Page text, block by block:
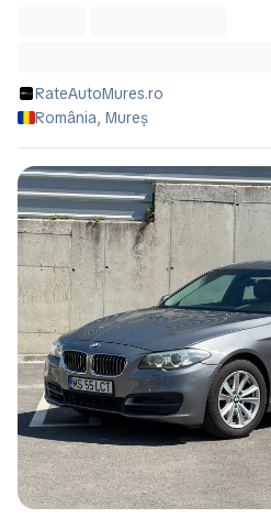
RateAutoMures.ro
România, Mureș